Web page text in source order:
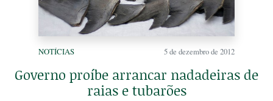
NOTÍCIAS 5 de dezembro de 2012
Governo proíbe arrancar nadadeiras de
raias e tubarões